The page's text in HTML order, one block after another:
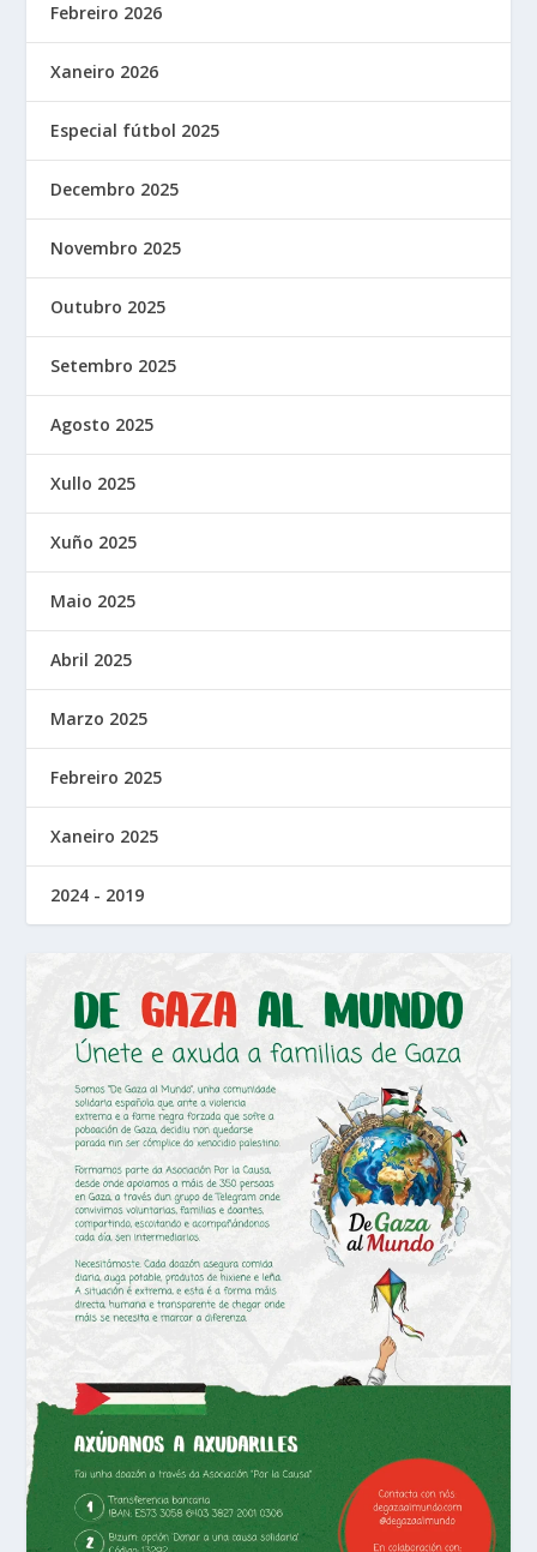
Febreiro 2026
Xaneiro 2026
Especial fútbol 2025
Decembro 2025
Novembro 2025
Outubro 2025
Setembro 2025
Agosto 2025
Xullo 2025
Xuño 2025
Maio 2025
Abril 2025
Marzo 2025
Febreiro 2025
Xaneiro 2025
2024 - 2019